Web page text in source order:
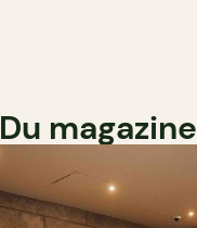
Du magazine